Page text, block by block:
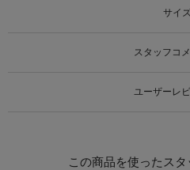
サイ
スタッフコ
ユーザーレ
この商品を使ったス